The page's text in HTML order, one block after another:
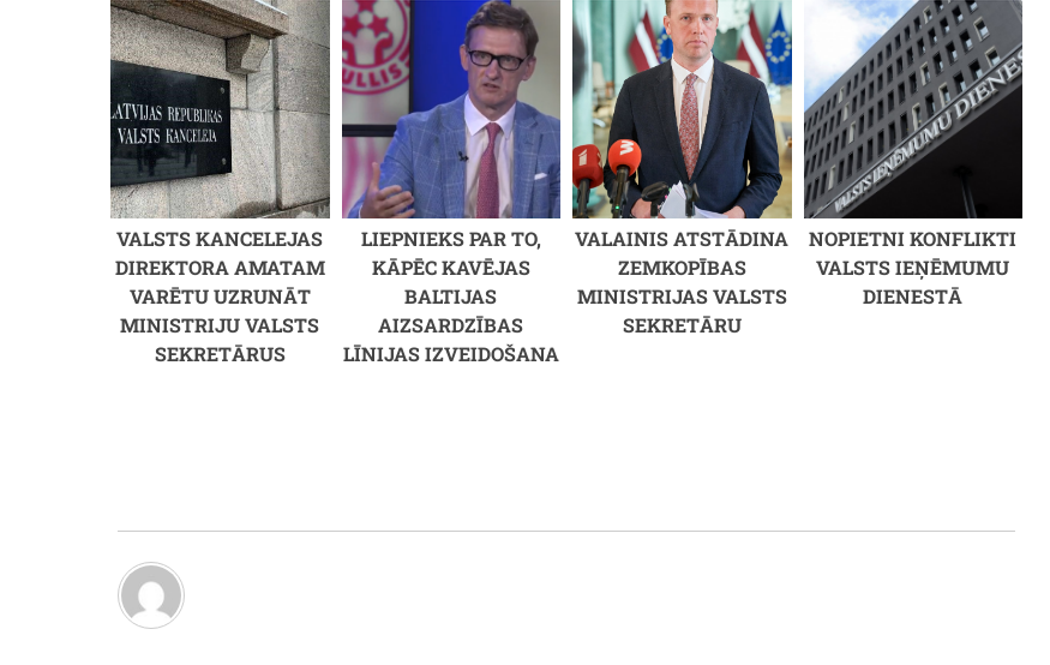
VALSTS KANCELEJAS
DIREKTORA AMATAM
VARĒTU UZRUNĀT
MINISTRIJU VALSTS
SEKRETĀRUS
LIEPNIEKS PAR TO,
KĀPĒC KAVĒJAS
BALTIJAS
AIZSARDZĪBAS
LĪNIJAS IZVEIDOŠANA
VALAINIS ATSTĀDINA
ZEMKOPĪBAS
MINISTRIJAS VALSTS
SEKRETĀRU
NOPIETNI KONFLIKTI
VALSTS IEŅĒMUMU
DIENESTĀ